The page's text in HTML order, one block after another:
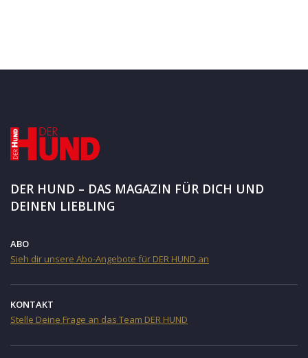
DER HUND – DAS MAGAZIN FÜR DICH UND
DEINEN LIEBLING
ABO
Sieh dir unsere Abo-Angebote für DER HUND an
KONTAKT
Stelle Deine Frage an das Team DER HUND